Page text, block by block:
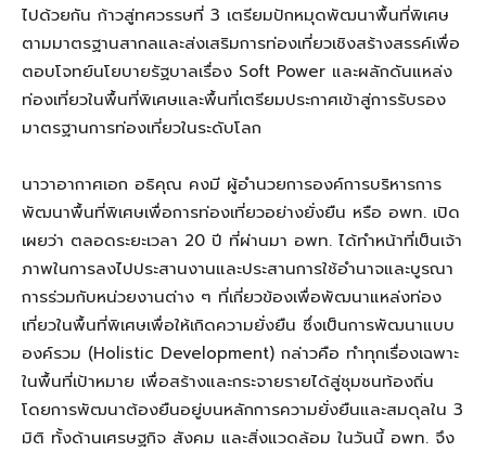
ไปด้วยกัน ก้าวสู่ทศวรรษที่ 3 เตรียมปักหมุดพัฒนาพื้นที่พิเศษ
ตามมาตรฐานสากลและส่งเสริมการท่องเที่ยวเชิงสร้างสรรค์เพื่อ
ตอบโจทย์นโยบายรัฐบาลเรื่อง Soft Power และผลักดันแหล่ง
ท่องเที่ยวในพื้นทพิเศษและพื้นที่เตรียมประกาศเข้าสู่การรับรอง
มาตรฐานการท่องเที่ยวในระดับโลก
นาวาอากาศเอก อธิคุณ คงมี ผู้อำนวยการองค์การบริหารการ
พัฒนาพื้นที่พิเศษเพื่อการท่องเที่ยวอย่างยั่งยืน หรือ อพท. เปิด
เผยว่า ตลอดระยะเวลา 20 ปี ที่ผ่านมา อพท. ได้ทำหน้าที่เป็นเจ้า
ภาพในการลงไปประสานงานและประสานการใช้อำนาจและบูรณา
การร่วมกับหน่วยงานต่าง ๆ ที่เกี่ยวข้องเพื่อพัฒนาแหล่งท่อง
เที่ยวในพื้นที่พิเศษเพื่อให้เกิดความยั่งยืน ซึ่งเป็นการพัฒนาแบบ
องค์รวม (Holistic Development) กล่าวคือ ทำทุกเรื่องเฉพาะ
ในพื้นที่เป้าหมาย เพื่อสร้างและกระจายรายได้สู่ชุมชนท้องถิ่น
โดยการพัฒนาต้องยืนอยู่บนหลักการความยั่งยืนและสมดุลใน 3
มิติ ทั้งด้านเศรษฐกิจ สังคม และสิ่งแวดล้อม ในวันนี้ อพท. จึง